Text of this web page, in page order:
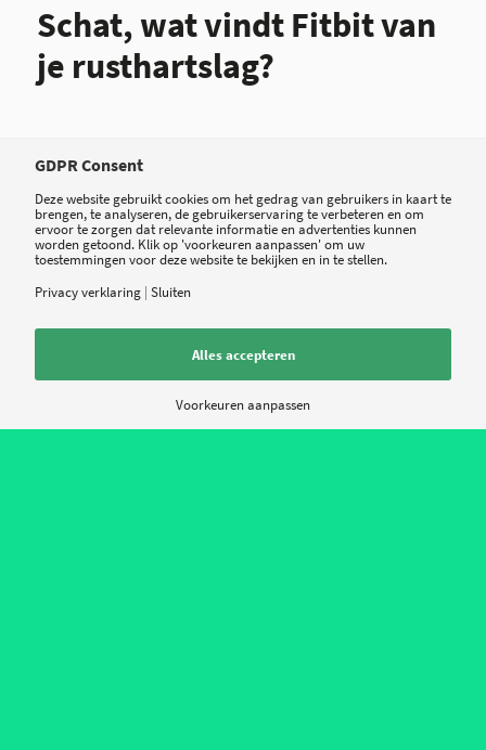
Schat, wat vindt Fitbit van
je rusthartslag?
Wat voegen die metingen toe voor de consument,
en zit de dokter er […]
5 FEBRUARI 2015
GDPR Consent
Deze website gebruikt cookies om het gedrag van gebruikers in kaart te
brengen, te analyseren, de gebruikerservaring te verbeteren en om
ervoor te zorgen dat relevante informatie en advertenties kunnen
worden getoond. Klik op 'voorkeuren aanpassen' om uw
toestemmingen voor deze website te bekijken en in te stellen.
Privacy verklaring | Sluiten
Alles accepteren
Voorkeuren aanpassen